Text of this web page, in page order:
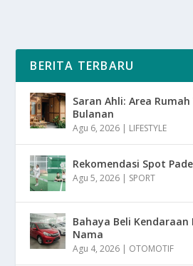
BERITA TERBARU
Saran Ahli: Area
Bulanan
Agu 6, 2026 | LIFESTYLE
Rekomendasi Spot
Agu 5, 2026 | SPORT
Bahaya Beli
Nama
Agu 4, 2026 | OTOMOTIF